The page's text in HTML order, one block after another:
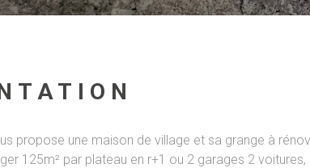
propose une maison de village et sa grange à
125m² par plateau en r+1 ou 2 garages 2 voitures,